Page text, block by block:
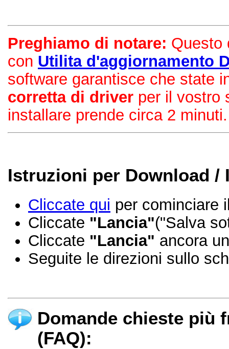
Preghiamo di notare: Questo
con Utilita d'aggiornamento
software garantisce che state
corretta di driver per il vostro
installare prende circa 2 minuti.
Istruzioni per Download /
Cliccate qui per cominciare
Cliccate "Lancia"("Salva
Cliccate "Lancia" ancora
Seguite le direzioni sullo
Domande chieste più
(FAQ):